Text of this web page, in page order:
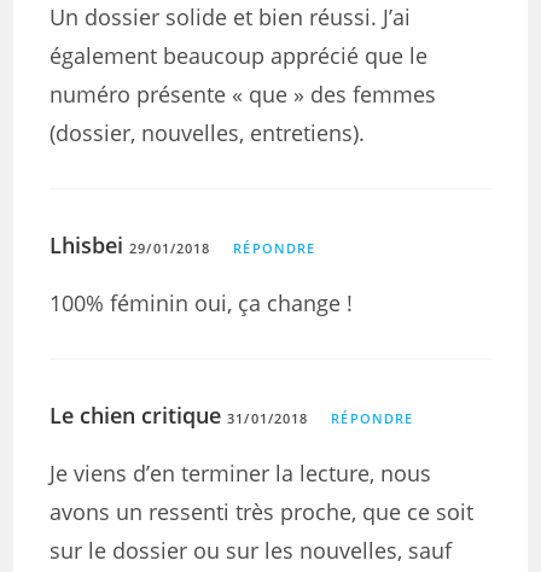
Un dossier solide et bien réussi. J’ai
également beaucoup apprécié que le
numéro présente « que » des femmes
(dossier, nouvelles, entretiens).
Lhisbei 29/01/2018 RÉPONDRE
100% féminin oui, ça change !
Le chien critique 31/01/2018 RÉPONDRE
Je viens d’en terminer la lecture, nous
avons un ressenti très proche, que ce soit
sur le dossier ou sur les nouvelles, sauf